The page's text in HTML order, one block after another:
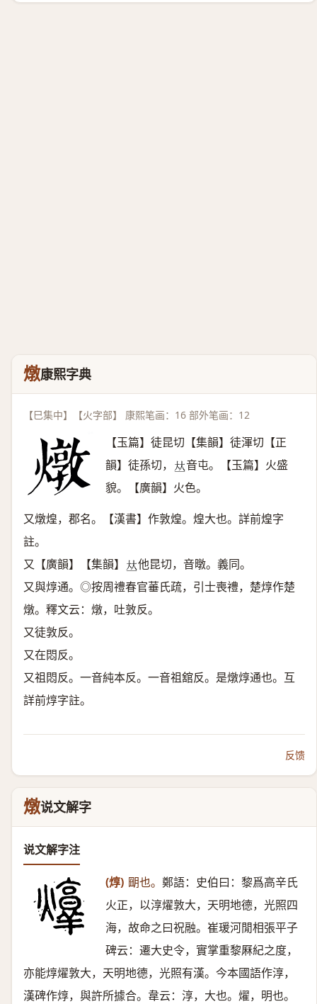
燉康熙字典
【巳集中】【火字部】 康熙笔画：16 部外笔画：12
【玉篇】徒昆切【集韻】徒渾切【正
韻】徒孫切， 𠀤音屯。【玉篇】火盛
貌。【廣韻】火色。
又燉煌，郡名。【漢書】作敦煌。煌大也。詳前煌字
註。
又【廣韻】【集韻】 𠀤他昆切，音暾。義同。
又與焞通。◎按周禮春官菙氏疏，引士喪禮，楚焞作楚
燉。釋文云：燉，吐敦反。
又徒敦反。
又在悶反。
又祖悶反。一音純本反。一音祖舘反。是燉焞通也。互
詳前焞字註。
反馈
燉说文解字
说文解字注
(焞) 朙也。 鄭語：史伯曰：黎爲高辛氏
火正，以淳燿敦大，天明地德，光照四
海，故命之曰祝融。崔瑗河閒相張平子
碑云：遷大史令，實掌重黎厤紀之度，
亦能焞燿敦大，天明地德，光照有漢。今本國語作淳，
漢碑作焞，與許所據合。韋云：淳，大也。燿，明也。